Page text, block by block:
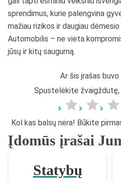
sprendimus, kurie palengvina
mažiau rizikos ir daugiau
Automobilis – ne vieta
jūsų ir kitų saugumą.
Ar šis įrašas buvo
Spustelėkite
Kol kas balsų nėra! Būkite
Įdomūs įrašai
Statybų